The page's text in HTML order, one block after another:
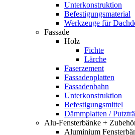
Unterkonstruktion
Befestigungsmaterial
Werkzeuge für
Fassade
Holz
Fichte
Lärche
Faserzement
Fassadenplatten
Fassadenbahn
Unterkonstruktion
Befestigungsmittel
Dämmplatten /
Alu-Fensterbänke +
Aluminium